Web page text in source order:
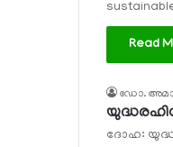
Read
ഡോ.
ദോഹ: